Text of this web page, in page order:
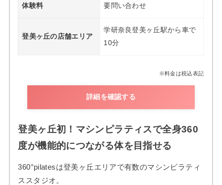
体験料 要問い合わせ
登美ヶ丘の店舗エリア
学研奈良登美ヶ丘駅から車で
10分
※料金は税込表記
詳細を確認する
登美ヶ丘初！マシンピラティスで全身360
度が機能的につながる体を目指せる
360°pilatesは登美ヶ丘エリアで有数のマシンピラティ
ススタジオ。